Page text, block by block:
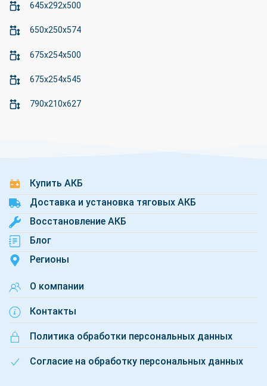
645x292x500
650x250x574
675x254x500
675x254x545
790x210x627
Купить АКБ
Доставка и установка тяговых АКБ
Восстановление АКБ
Блог
Регионы
О компании
Контакты
Политика обработки персональных данных
Согласие на обработку персональных данных